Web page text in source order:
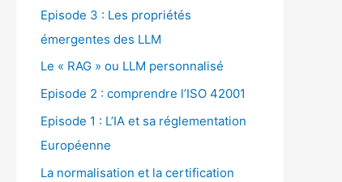
Episode 3 : Les propriétés
émergentes des LLM
Le « RAG » ou LLM personnalisé
Episode 2 : comprendre l’ISO 42001
Episode 1 : L’IA et sa réglementation
Européenne
La normalisation et la certification